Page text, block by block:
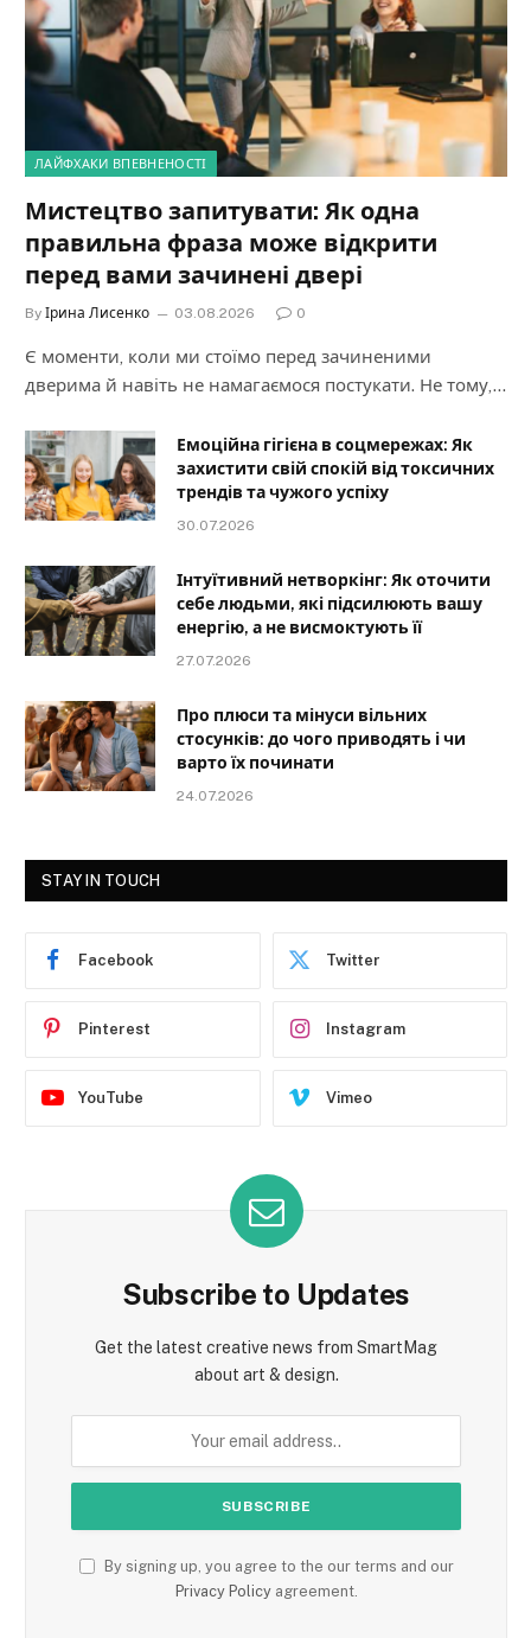
ЛАЙФХАКИ ВПЕВНЕНОСТІ
Мистецтво запитувати: Як одна
правильна фраза може відкрити
перед вами зачинені двері
By Ірина Лисенко 03.08.2026 0
Є моменти, коли ми стоїмо перед зачиненими
дверима й навіть не намагаємося постукати. Не тому,…
Емоційна гігієна в соцмережах: Як
захистити свій спокій від токсичних
трендів та чужого успіху
30.07.2026
Інтуїтивний нетворкінг: Як оточити
себе людьми, які підсилюють вашу
енергію, а не висмоктують її
27.07.2026
Про плюси та мінуси вільних
стосунків: до чого приводять і чи
варто їх починати
24.07.2026
STAY IN TOUCH
Facebook Twitter
Pinterest Instagram
YouTube Vimeo
Subscribe to Updates
Get the latest creative news from SmartMag
about art & design.
By signing up, you agree to the our terms and our
Privacy Policyagreement.